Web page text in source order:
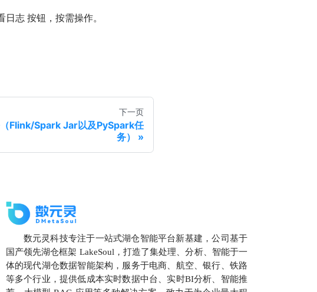
志 按钮，按需操作。
下一页
Flink/Spark Jar以及PySpark任
务）
数元灵科技专注于一站式湖仓智能平台新基建，公司基于
国产领先湖仓框架 LakeSoul，打造了集处理、分析、智能于一
体的现代湖仓数据智能架构，服务于电商、航空、银行、铁路
等多个行业，提供低成本实时数据中台、实时BI分析、智能推